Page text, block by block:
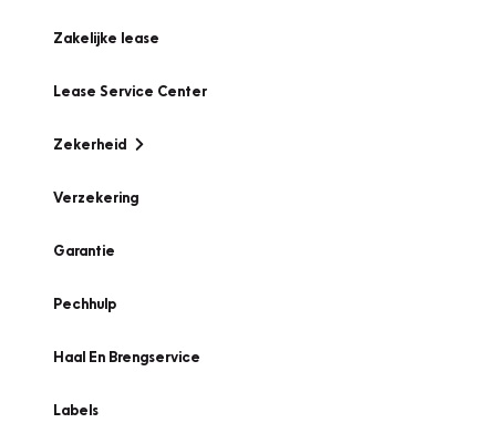
Zakelijke lease
Lease Service Center
Zekerheid
Verzekering
Garantie
Pechhulp
Haal En Brengservice
Labels